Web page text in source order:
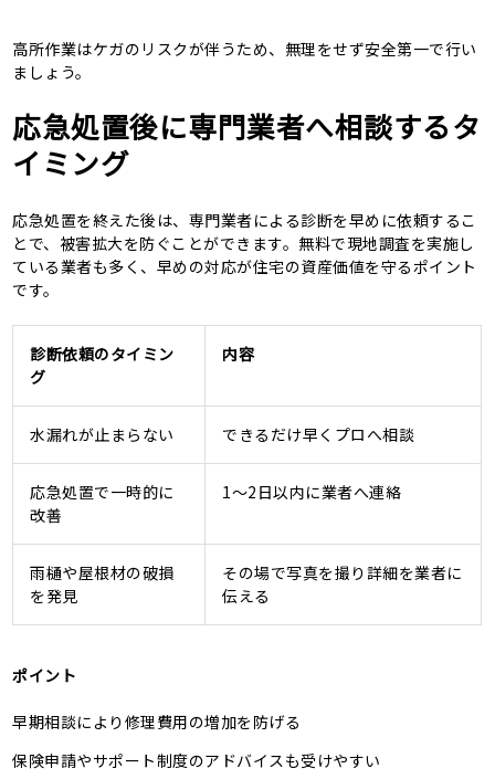
高所作業はケガのリスクが伴うため、無理をせず安全第一で行い
ましょう。
応急処置後に専門業者へ相談するタ
イミング
応急処置を終えた後は、専門業者による診断を早めに依頼するこ
とで、被害拡大を防ぐことができます。無料で現地調査を実施し
ている業者も多く、早めの対応が住宅の資産価値を守るポイント
です。
診断依頼のタイミン
グ
内容
水漏れが止まらない できるだけ早くプロへ相談
応急処置で一時的に
改善
1～2日以内に業者へ連絡
雨樋や屋根材の破損
を発見
その場で写真を撮り詳細を業者に
伝える
ポイント
早期相談により修理費用の増加を防げる
保険申請やサポート制度のアドバイスも受けやすい